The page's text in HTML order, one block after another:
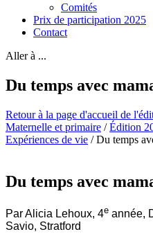
Comités
Prix de participation 2025
Contact
Aller à ...
Du temps avec
Retour à la page d'accueil de
Maternelle et primaire / Édition
Expériences de vie / Du temps
Du temps avec
Par Alicia Lehoux, 4e année,
Savio, Stratford